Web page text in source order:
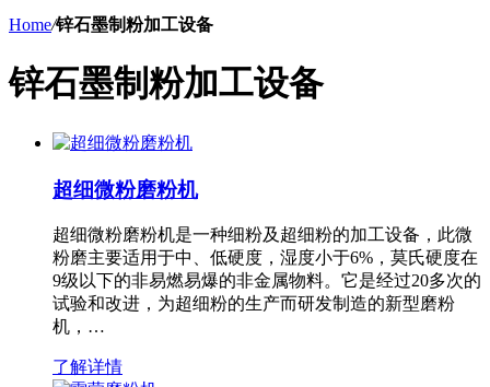
Home/锌石墨制粉加工设备
锌石墨制粉加工设备
超细微粉磨粉机
超细微粉磨粉机是一种细粉及超细粉的加工设备，此微
粉磨主要适用于中、低硬度，湿度小于6%，莫氏硬度在
9级以下的非易燃易爆的非金属物料。它是经过20多次的
试验和改进，为超细粉的生产而研发制造的新型磨粉
机，…
了解详情